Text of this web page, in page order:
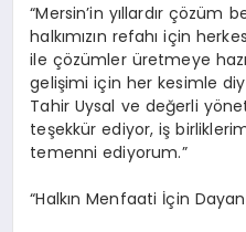
“Mersin’in yıllardır çözüm
halkımızın refahı için
ile çözümler üretmeye
gelişimi için her kesimle
Tahir Uysal ve değerli
teşekkür ediyor, iş
temenni ediyorum.”
“Halkın Menfaati İçin